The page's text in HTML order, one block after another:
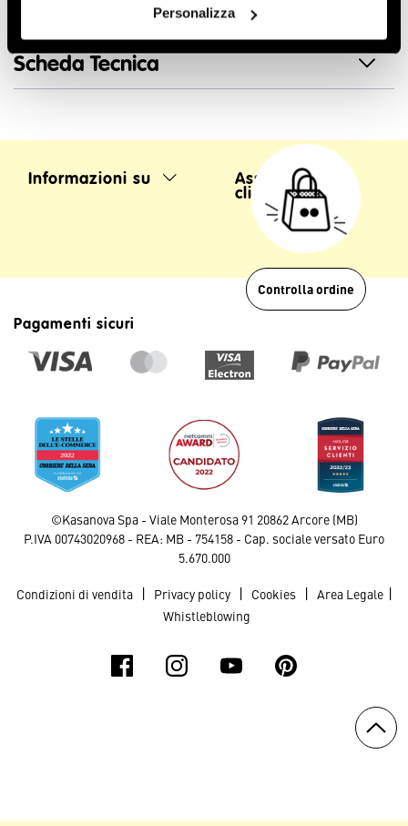
sezioni della presente pagina.
Personalizza
Scheda Tecnica
Informazioni su
Assistenza
clienti
Controlla ordine
Pagamenti sicuri
©Kasanova Spa - Viale Monterosa 91 20862 Arcore (MB)
P.IVA 00743020968 - REA: MB - 754158 - Cap. sociale versato Euro
5.670.000
Condizioni di vendita | Privacy policy | Cookies | Area Legale |
Whistleblowing